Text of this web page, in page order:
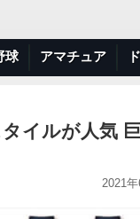
球 アマチュア
イルが人気
2021